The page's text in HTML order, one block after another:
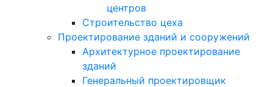
центров
Строительство цеха
Проектирование зданий и сооружений
Архитектурное проектирование
зданий
Генеральный проектировщик